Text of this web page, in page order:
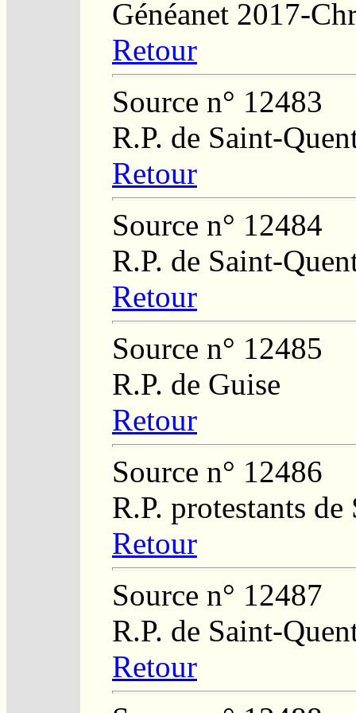
Généanet 2017-
Retour
Source n° 12483
R.P. de Saint-
Retour
Source n° 12484
R.P. de Saint-
Retour
Source n° 12485
R.P. de Guise
Retour
Source n° 12486
R.P. protestants
Retour
Source n° 12487
R.P. de Saint-
Retour